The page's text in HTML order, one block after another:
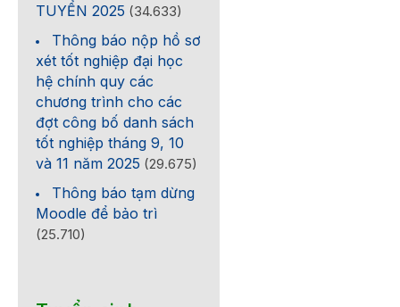
TUYỂN 2025 (34.633)
Thông báo nộp hồ sơ
xét tốt nghiệp đại học
hệ chính quy các
chương trình cho các
đợt công bố danh sách
tốt nghiệp tháng 9, 10
và 11 năm 2025 (29.675)
Thông báo tạm dừng
Moodle để bảo trì
(25.710)